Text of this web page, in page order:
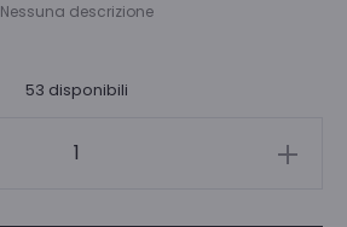
Nessuna descrizione
53 disponibili